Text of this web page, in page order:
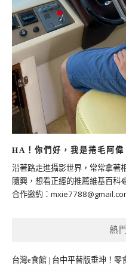
HA！你們好，我是捲毛阿偉
沿著路走進攝影世界，常常拿著
隨興，想看正經的推薦維基百
合作邀約：
熱
台灣e食館 | 台中平替版垂坤！零